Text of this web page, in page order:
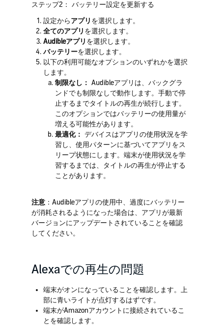
ステップ2： バッテリー設定を更新する
設定からアプリ を選択します。
全てのアプリ を選択します。
Audibleアプリ を選択します。
バッテリーを選択します。
以下の利用可能なオプションのいずれかを選択
します。
制限なし： Audibleアプリは、バックグラ
ンドでも制限なしで動作します。手動で停
止するまでタイトルの再生が続行します。
このオプションではバッテリーの使用量が
増える可能性があります。
最適化： デバイスはアプリの使用状況を学
習し、使用パターンに基づいてアプリをス
リープ状態にします。端末が使用状況を学
習するまでは、タイトルの再生が停止する
ことがあります。
注意：Audibleアプリの使用中、過度にバッテリー
が消耗されるようになった場合は、アプリが最新
バージョンにアップデートされていることを確認
してください。
Alexaでの再生の問題
端末がオンになっていることを確認します。上
部に青いライトが点灯するはずです。
端末がAmazonアカウントに接続されているこ
とを確認します。